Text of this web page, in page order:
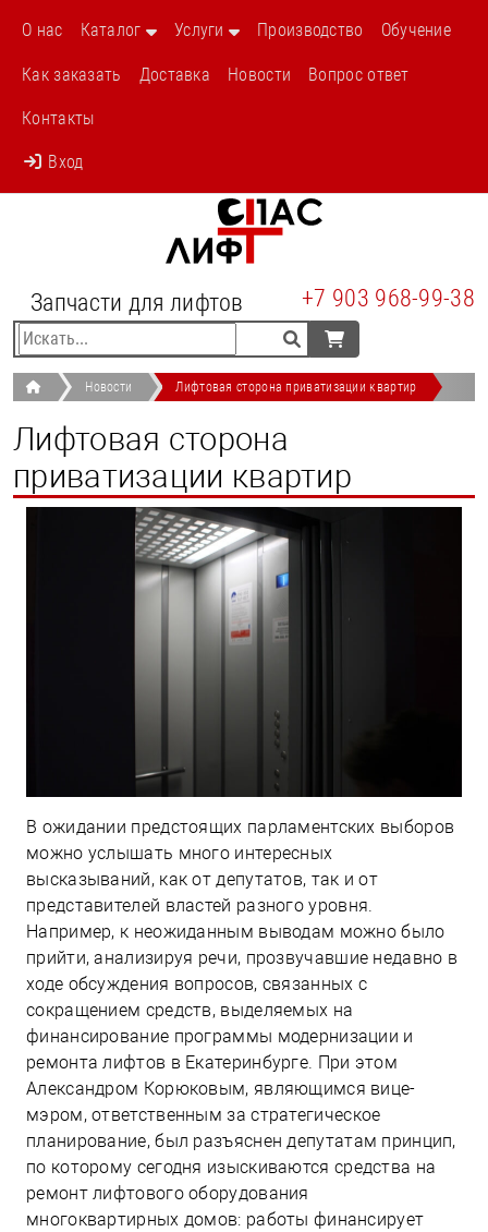
О нас
Каталог Услуги Производство Обучение
Как заказать Доставка Новости Вопрос ответ
Контакты
Вход
Запчасти для лифтов +7 903 968-99-38
Новости Лифтовая сторона приватизации квартир
Лифтовая сторона
приватизации квартир
В ожидании предстоящих парламентских выборов
можно услышать много интересных
высказываний, как от депутатов, так и от
представителей властей разного уровня.
Например, к неожиданным выводам можно было
прийти, анализируя речи, прозвучавшие недавно в
ходе обсуждения вопросов, связанных с
сокращением средств, выделяемых на
финансирование программы модернизации и
ремонта лифтов в Екатеринбурге. При этом
Александром Корюковым, являющимся вице-
мэром, ответственным за стратегическое
планирование, был разъяснен депутатам принцип,
по которому сегодня изыскиваются средства на
ремонт лифтового оборудования
многоквартирных домов: работы финансирует